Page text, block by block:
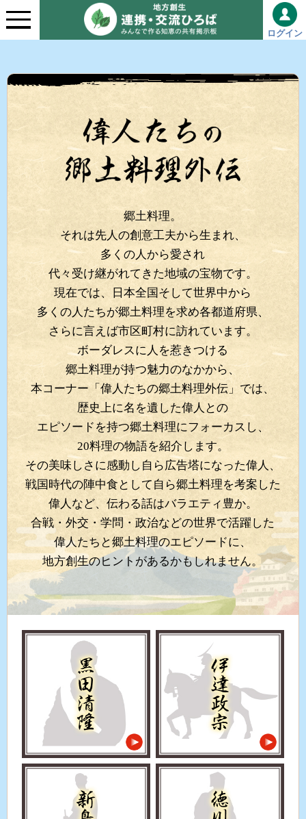
ログイン
郷土料理。
それは先人の創意工夫から生まれ、
多くの人から愛され
代々受け継がれてきた地域の宝物です。
現在では、日本全国そして世界中から
多くの人たちが郷土料理を求め各都道府県、
さらに言えば市区町村に訪れています。
ボーダレスに人を惹きつける
郷土料理が持つ魅力のなかから、
本コーナー「偉人たちの郷土料理外伝」では、
歴史上に名を遺した偉人との
エピソードを持つ郷土料理にフォーカスし、
20料理の物語を紹介します。
その美味しさに感動し自ら広告塔になった偉人、
戦国時代の陣中食として自ら郷土料理を考案した
偉人など、伝わる話はバラエティ豊か。
合戦・外交・学問・政治などの世界で活躍した
偉人たちと郷土料理のエピソードに、
地方創生のヒントがあるかもしれません。